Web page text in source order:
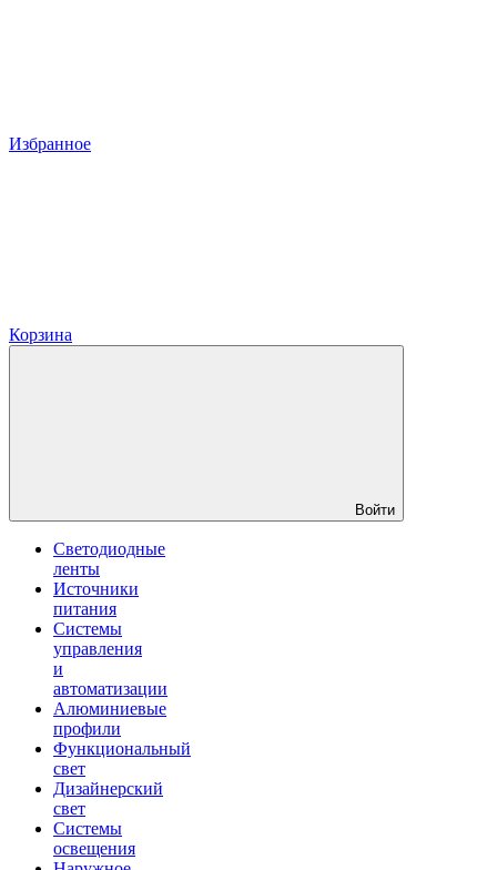
Избранное
Корзина
Войти
Светодиодные
ленты
Источники
питания
Системы
управления
и
автоматизации
Алюминиевые
профили
Функциональный
свет
Дизайнерский
свет
Системы
освещения